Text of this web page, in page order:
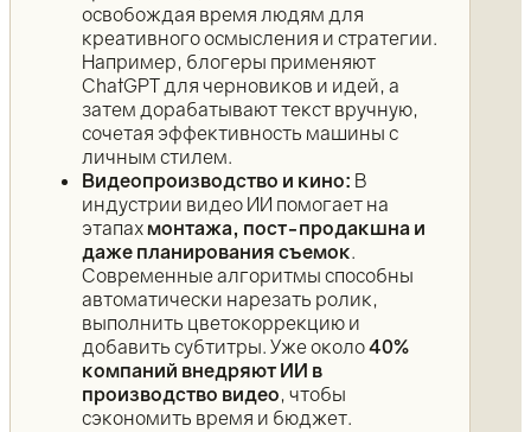
освобождая время людям для
креативного осмысления и стратегии.
Например, блогеры применяют
ChatGPT для черновиков и идей, а
затем дорабатывают текст вручную,
сочетая эффективность машины с
личным стилем.
Видеопроизводство и кино: В
индустрии видео ИИ помогает на
этапахмонтажа, пост-продакшна и
даже планирования съемок.
Современные алгоритмы способны
автоматически нарезать ролик,
выполнить цветокоррекцию и
добавить субтитры. Уже около40%
компаний внедряют ИИ в
производство видео, чтобы
сэкономить время и бюджет.